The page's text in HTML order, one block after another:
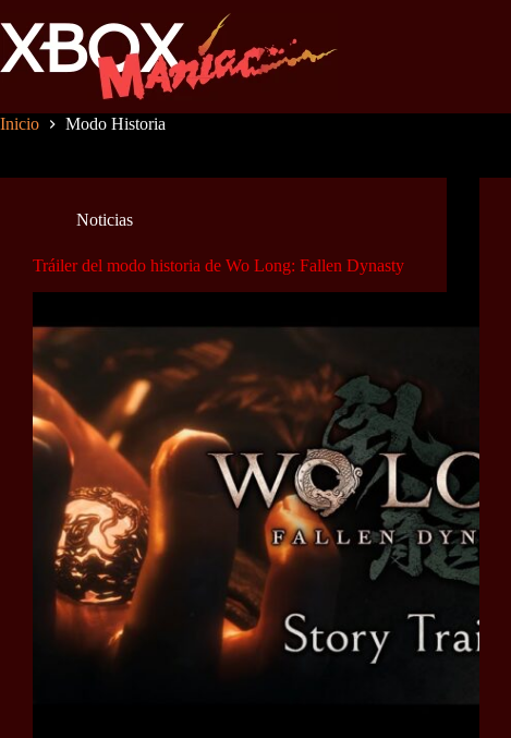
al
contenido
Inicio Modo Historia
Noticias
Tráiler del modo historia de Wo Long: Fallen Dynasty